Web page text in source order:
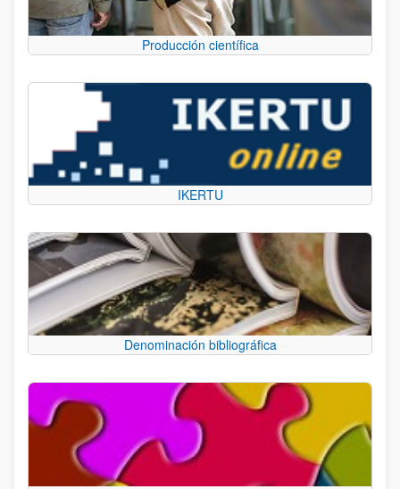
Producción científica
IKERTU
Denominación bibliográfica